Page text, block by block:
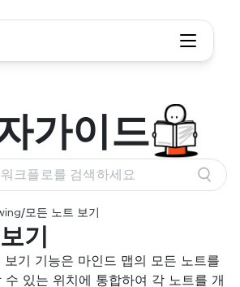
/모든 노트 보기
기
기 기능은 마인드 맵의 모든 노트를
있는 위치에 통합하여 각 노트를 개
가이드
크플로를 검색하세요